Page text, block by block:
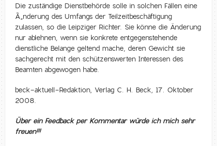
Die zuständige Dienstbehörde solle in solchen Fällen eine
Ã„nderung des Umfangs der Teilzeitbeschäftigung
zulassen, so die Leipziger Richter. Sie könne die Änderung
nur ablehnen, wenn sie konkrete entgegenstehende
dienstliche Belange geltend mache, deren Gewicht sie
sachgerecht mit den schützenswerten Interessen des
Beamten abgewogen habe.
beck-aktuell-Redaktion, Verlag C. H. Beck, 17. Oktober
2008.
Über ein Feedback per Kommentar würde ich mich sehr
freuen!!!